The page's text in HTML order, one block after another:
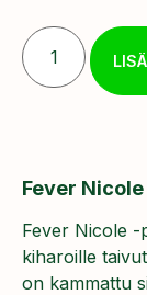
Fever
Fever Nicole -
kiharoille
on kammattu